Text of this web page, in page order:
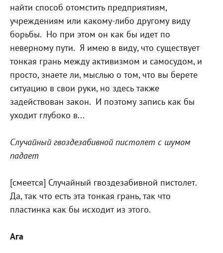
найти способ отомстить предприятиям,
учреждениям или какому-либо другому виду
борьбы. Но при этом он как бы идет по
неверному пути. Я имею в виду, что существует
тонкая грань между активизмом и самосудом, и
просто, знаете ли, мыслью о том, что вы берете
ситуацию в свои руки, но здесь также
задействован закон. И поэтому запись как бы
уходит глубоко в...
Случайный гвоздезабивной пистолет с шумом
падает
[смеется] Случайный гвоздезабивной пистолет.
Да, так что есть эта тонкая грань, так что
пластинка как бы исходит из этого.
Ага